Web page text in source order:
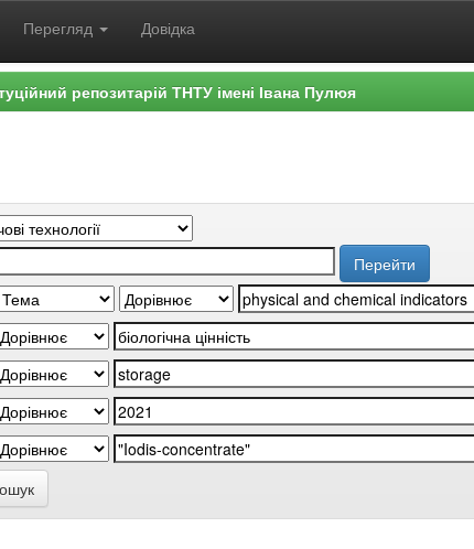
Перегляд Довідка
репозитарій ТНТУ імені Івана Пулюя